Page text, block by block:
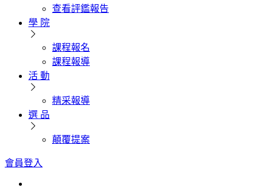
查看評鑑報告
學 院
課程報名
課程報導
活 動
精采報導
選 品
顛覆提案
會員登入